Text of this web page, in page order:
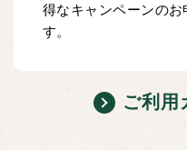
得なキャンペーンの
す。
ご利用